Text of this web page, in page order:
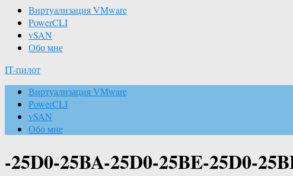
Виртуализация VMware
PowerCLI
vSAN
Обо мне
IT-пилот
Виртуализация VMware
PowerCLI
vSAN
Обо мне
-25D0-25BA-25D0-25BE-25D0-